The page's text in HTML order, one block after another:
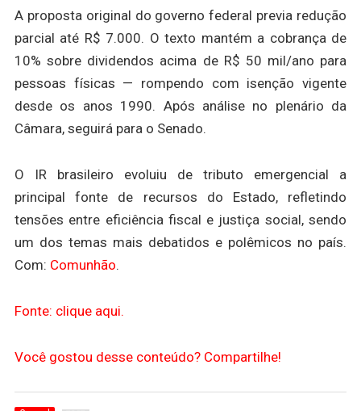
A proposta original do governo federal previa redução
parcial até R$ 7.000. O texto mantém a cobrança de
10% sobre dividendos acima de R$ 50 mil/ano para
pessoas físicas — rompendo com isenção vigente
desde os anos 1990. Após análise no plenário da
Câmara, seguirá para o Senado.
O IR brasileiro evoluiu de tributo emergencial a
principal fonte de recursos do Estado, refletindo
tensões entre eficiência fiscal e justiça social, sendo
um dos temas mais debatidos e polêmicos no país.
Com: Comunhão.
Fonte: clique aqui.
Você gostou desse conteúdo? Compartilhe!